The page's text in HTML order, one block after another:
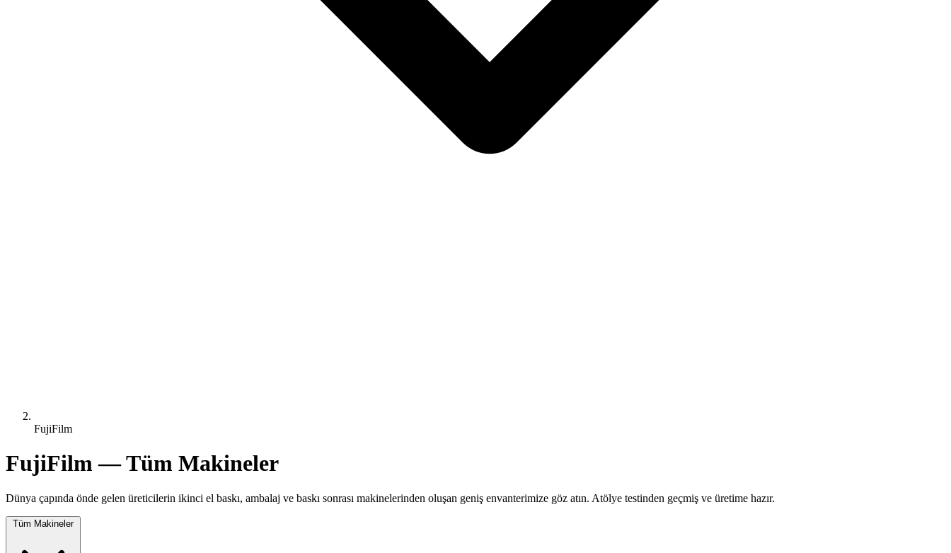
FujiFilm
FujiFilm — Tüm Makineler
Dünya çapında önde gelen üreticilerin ikinci el baskı, ambalaj ve baskı sonrası makinelerinden oluşan geniş envanterimize göz atın. Atölye testinden geçmiş ve üretime hazır.
Tüm Makineler